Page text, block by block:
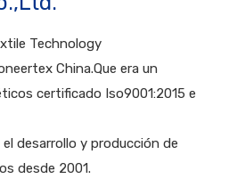
Technology
China.Que era un
certificado Iso9001:2015 e
desarrollo y producción de
desde 2001.